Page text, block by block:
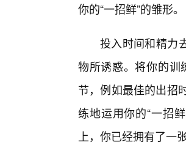
你的“一招鲜”的雏形。
投入时间和精力
物所诱惑。将你的训
节，例如最佳的出招
练地运用你的“一招
上，你已经拥有了一